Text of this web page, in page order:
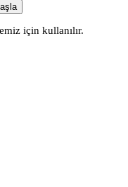
için kullanılır.